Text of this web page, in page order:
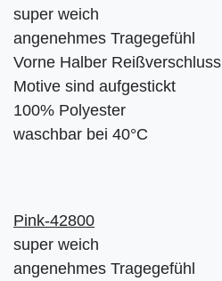
super weich
angenehmes Tragegefühl
Vorne Halber Reißverschluss
Motive sind aufgestickt
100% Polyester
waschbar bei 40°C
Pink-42800
super weich
angenehmes Tragegefühl